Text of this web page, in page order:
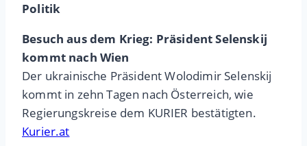
Politik
Besuch aus dem Krieg: Präsident Selenskij
kommt nach Wien
Der ukrainische Präsident Wolodimir Selenskij
kommt in zehn Tagen nach Österreich, wie
Regierungskreise dem KURIER bestätigten.
Kurier.at